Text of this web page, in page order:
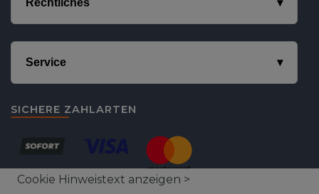
Service
SICHERE ZAHLARTEN
Cookie Hinweistext anzeigen >